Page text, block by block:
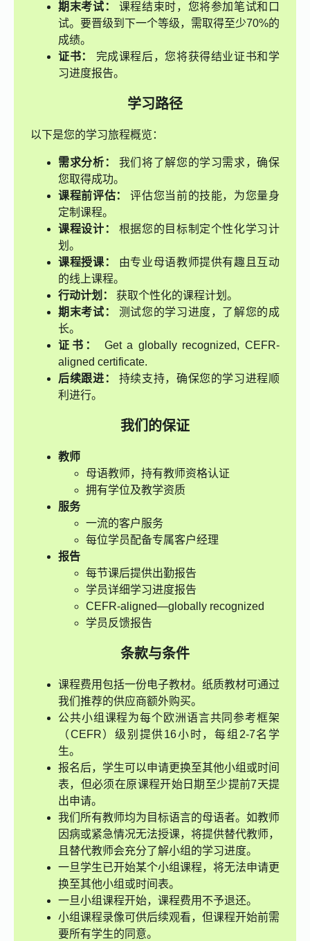
期末考试：
课程结束时，您将参加笔试和口
试。要晋级到下一个等级，需取得至少70%的
成绩。
证书：
完成课程后，您将获得结业证书和学
习进度报告。
学习路径
以下是您的学习旅程概览：
需求分析：
我们将了解您的学习需求，确保
您取得成功。
课程前评估：
评估您当前的技能，为您量身
定制课程。
课程设计：
根据您的目标制定个性化学习计
划。
课程授课：
由专业母语教师提供有趣且互动
的线上课程。
行动计划：
获取个性化的课程计划。
期末考试：
测试您的学习进度，了解您的成
长。
证书：
Get a globally recognized, CEFR-
aligned certificate.
后续跟进：
持续支持，确保您的学习进程顺
利进行。
我们的保证
教师
母语教师，持有教师资格认证
拥有学位及教学资质
服务
一流的客户服务
每位学员配备专属客户经理
报告
每节课后提供出勤报告
学员详细学习进度报告
CEFR-aligned—globally recognized
学员反馈报告
条款与条件
课程费用包括一份电子教材。纸质教材可通过
我们推荐的供应商额外购买。
公共小组课程为每个欧洲语言共同参考框架
（CEFR）级别提供16小时，每组2-7名学
生。
报名后，学生可以申请更换至其他小组或时间
表，但必须在原课程开始日期至少提前7天提
出申请。
我们所有教师均为目标语言的母语者。如教师
因病或紧急情况无法授课，将提供替代教师，
且替代教师会充分了解小组的学习进度。
一旦学生已开始某个小组课程，将无法申请更
换至其他小组或时间表。
一旦小组课程开始，课程费用不予退还。
小组课程录像可供后续观看，但课程开始前需
要所有学生的同意。